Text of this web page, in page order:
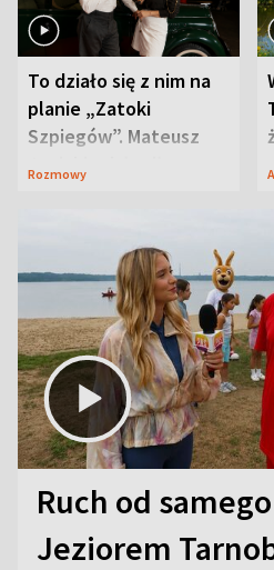
To działo się z nim na
planie „Zatoki
Szpiegów”. Mateusz
Janicki odsłonił
Rozmowy
Ruch od
Jeziorem